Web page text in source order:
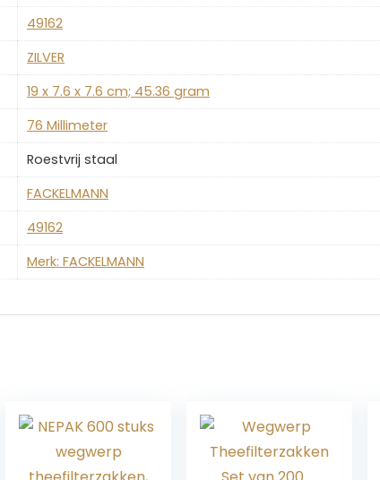
‎49162
‎ZILVER
‎19 x 7.6 x 7.6 cm; 45.36 gram
‎76 Millimeter
‎Roestvrij staal
‎FACKELMANN
‎49162
Merk: FACKELMANN